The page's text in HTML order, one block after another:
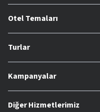
Otel Temaları
Turlar
Kampanyalar
Diğer Hizmetlerimiz